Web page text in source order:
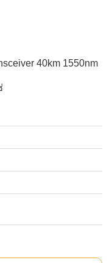
40km 1550nm